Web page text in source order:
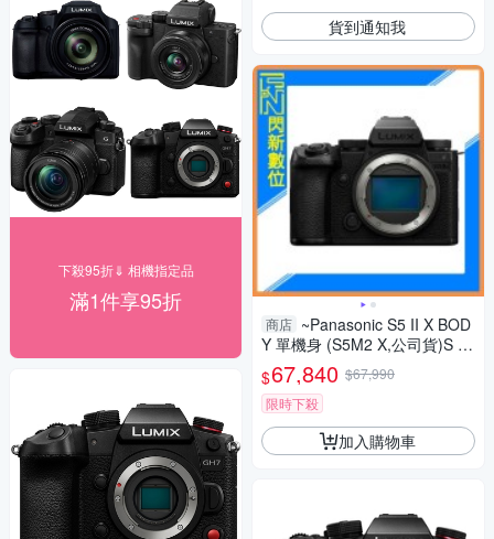
下殺95折⇓ 相機指定品
滿1件享95折
貨到通知我
商店 ~Panasonic S5 II X BOD
Y 單機身 (S5M2 X,公司貨)S 5II
$67,840 $67,990
限時下殺
加入購物車